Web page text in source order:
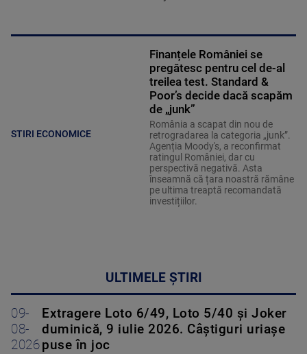
STIRI ECONOMICE
Finanțele României se
pregătesc pentru cel de-al
treilea test. Standard &
Poor’s decide dacă scapăm
de „junk”
România a scapat din nou de
retrogradarea la categoria „junk”.
Agenția Moody's, a reconfirmat
ratingul României, dar cu
perspectivă negativă. Asta
înseamnă că țara noastră rămâne
pe ultima treaptă recomandată
investițiilor.
ULTIMELE ȘTIRI
09-
08-
2026
Extragere Loto 6/49, Loto 5/40 și Joker
duminică, 9 iulie 2026. Câștiguri uriașe
puse în joc